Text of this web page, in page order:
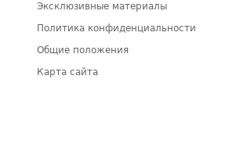
Эксклюзивные материалы
Политика конфиденциальности
Общие положения
Карта сайта